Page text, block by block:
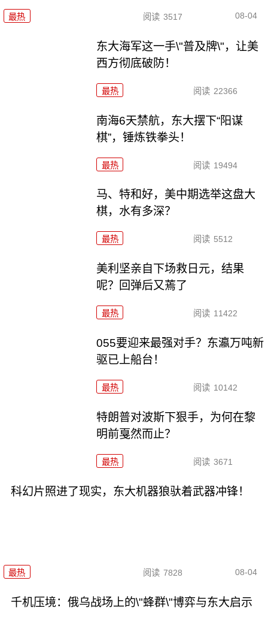
最热 阅读 3517 08-04
东大海军这一手\"普及牌\"，让美
西方彻底破防！
最热 阅读 22366
南海6天禁航，东大摆下“阳谋
棋”，锤炼铁拳头！
最热 阅读 19494
马、特和好，美中期选举这盘大
棋，水有多深？
最热 阅读 5512
美利坚亲自下场救日元，结果
呢？回弹后又蔫了
最热 阅读 11422
055要迎来最强对手？东瀛万吨新
驱已上船台！
最热 阅读 10142
特朗普对波斯下狠手，为何在黎
明前戛然而止？
最热 阅读 3671
科幻片照进了现实，东大机器狼驮着武器冲锋！
最热 阅读 7828 08-04
千机压境：俄乌战场上的\"蜂群\"博弈与东大启示